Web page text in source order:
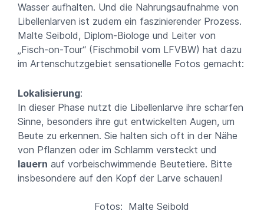
Wasser aufhalten. Und die Nahrungsaufnahme von
Libellenlarven ist zudem ein faszinierender Prozess.
Malte Seibold, Diplom-Biologe und Leiter von
„Fisch-on-Tour“ (Fischmobil vom LFVBW) hat dazu
im Artenschutzgebiet sensationelle Fotos gemacht:
Lokalisierung:
In dieser Phase nutzt die Libellenlarve ihre scharfen
Sinne, besonders ihre gut entwickelten Augen, um
Beute zu erkennen. Sie halten sich oft in der Nähe
von Pflanzen oder im Schlamm versteckt und
lauern auf vorbeischwimmende Beutetiere. Bitte
insbesondere auf den Kopf der Larve schauen!
Fotos: Malte Seibold